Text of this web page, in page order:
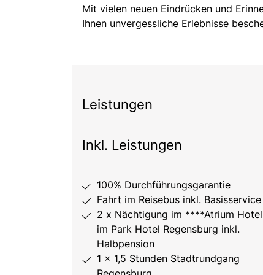
Mit vielen neuen Eindrücken und
Ihnen unvergessliche Erlebnisse
Leistungen
Inkl. Leistungen
100% Durchführungsgarantie
Fahrt im Reisebus inkl. Basisservice
2 x Nächtigung im ****Atrium Hotel
im Park Hotel Regensburg inkl.
Halbpension
1 x 1,5 Stunden Stadtrundgang